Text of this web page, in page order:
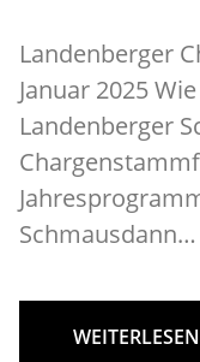
Landenberger
Januar 2025
Landenberger
Schmausdann…
WEITERLESEN